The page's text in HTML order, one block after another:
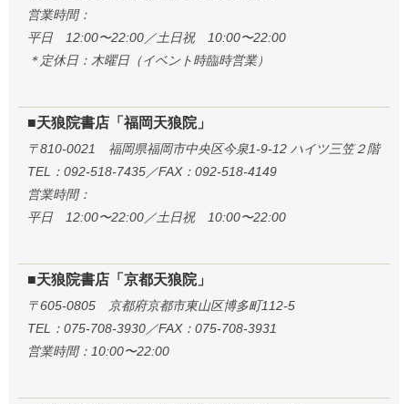
営業時間：
平日 12:00〜22:00／土日祝 10:00〜22:00
＊定休日：木曜日（イベント時臨時営業）
■天狼院書店「福岡天狼院」
〒810-0021 福岡県福岡市中央区今泉1-9-12 ハイツ三笠２階
TEL：092-518-7435／FAX：092-518-4149
営業時間：
平日 12:00〜22:00／土日祝 10:00〜22:00
■天狼院書店「京都天狼院」
〒605-0805 京都府京都市東山区博多町112-5
TEL：075-708-3930／FAX：075-708-3931
営業時間：10:00〜22:00